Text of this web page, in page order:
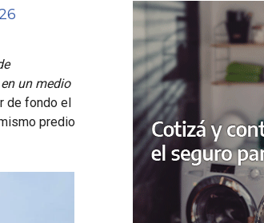
un medio
de fondo el
predio